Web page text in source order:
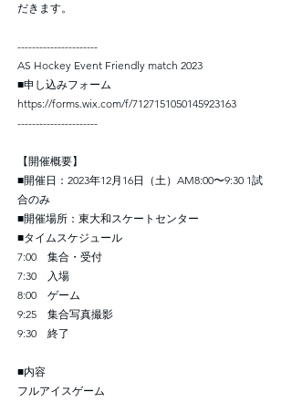
だきます。
----------------------
AS Hockey Event Friendly match 2023
■申し込みフォーム
https://forms.wix.com/f/7127151050145923163
----------------------
【開催概要】
■開催日：2023年12月16日（土）AM8:00〜9:30 1試
合のみ
■開催場所：東大和スケートセンター
■タイムスケジュール
7:00 集合・受付
7:30 入場
8:00 ゲーム
9:25 集合写真撮影
9:30 終了
■内容
フルアイスゲーム